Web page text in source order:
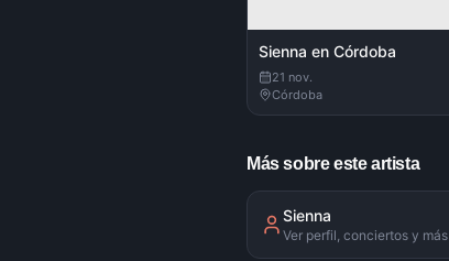
Sienna en Córdoba
21 nov.
Córdoba
Más sobre este artista
Sienna
Ver perfil, conciertos y más